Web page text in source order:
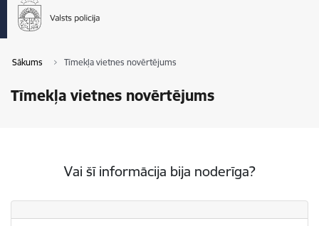
Sākums Tīmekļa vietnes novērtējums
Tīmekļa vietnes novērtējums
Vai šī informācija bija noderīga?
Vai šī informācija bija noderīga?